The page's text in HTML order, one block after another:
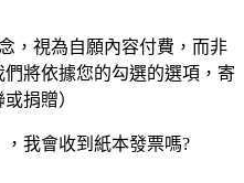
，視為自願內容付費，而非
將依據您的勾選的選項，寄
捐贈）
我會收到紙本發票嗎?